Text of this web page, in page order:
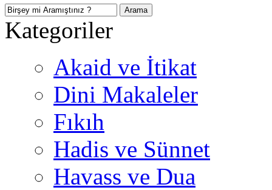
Kategoriler
Akaid ve İtikat
Dini Makaleler
Fıkıh
Hadis ve Sünnet
Havass ve Dua